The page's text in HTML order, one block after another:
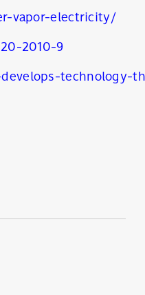
vapor-electricity/
2010-9
technology-
LINE EMAIL